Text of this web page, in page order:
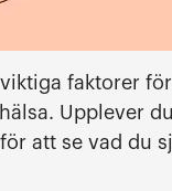
faktorer
Upplever
att se vad du